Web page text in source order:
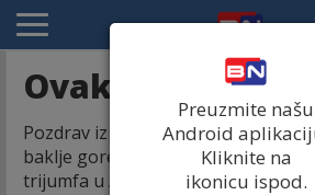
Ovako se sinoć
Pozdrav iz svlačionice crno-belih!
baklje gore...Valeri Božinov bio u
trijumfa u Augzburgu!
Preuzmite našu
Android
Kliknite na
ikonicu ispod.